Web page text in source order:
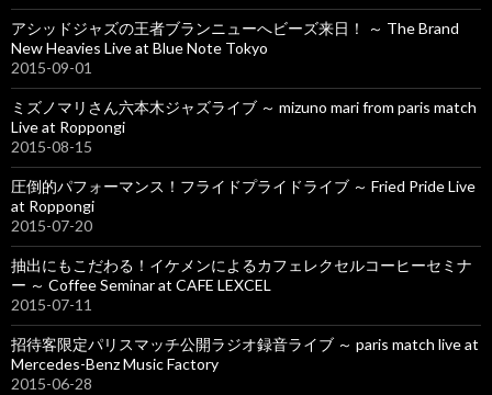
アシッドジャズの王者ブランニューへビーズ来日！ ～ The Brand
New Heavies Live at Blue Note Tokyo
2015-09-01
ミズノマリさん六本木ジャズライブ ～ mizuno mari from paris match
Live at Roppongi
2015-08-15
圧倒的パフォーマンス！フライドプライドライブ ～ Fried Pride Live
at Roppongi
2015-07-20
抽出にもこだわる！イケメンによるカフェレクセルコーヒーセミナ
ー ～ Coffee Seminar at CAFE LEXCEL
2015-07-11
招待客限定パリスマッチ公開ラジオ録音ライブ ～ paris match live at
Mercedes-Benz Music Factory
2015-06-28